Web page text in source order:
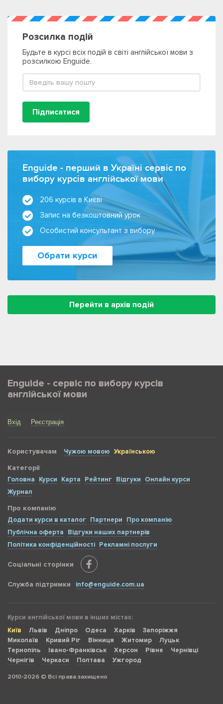
Розсилка подій
Будьте в курсі всіх подій в світі англійської мови з
розсилкою Enguide.
Підписатися
Enguide - перший в Україні сервіс по
вибору курсів англійської мови
206 курсів в Києві
Запис на безкоштовний урок
Особистий консультант з вибору
Обрати курси
Перейти в архів подій
Enguide - сервіс по вибору курсів
англійської мови
Вхід Реєстрація
Користувачам Чужою мовою Українською
Категорії
Головна Курси Карта Рейтинг Відгуки
Онлайн курси
Журнал
Про компанію
Додати курси в каталог Партнери
Про компанію
Публічна оферта
Відгуки наших партнерів
Політика конфіденційності Рекламні послуги
Соціальні сторінки
Служба підтримки info@enguide.com.ua
Курси англійської мови в інших містах:
Київ
Львів Дніпро Одеса Харків
Запоріжжя
Миколаїв
Кривий Ріг Вінниця Житомир
Луцьк
Тернопіль
Івано-Франківськ Херсон Рівне
Чернівці
Чернігів
Черкаси Полтава Ужгород
2010-2026 © Всі права захищено